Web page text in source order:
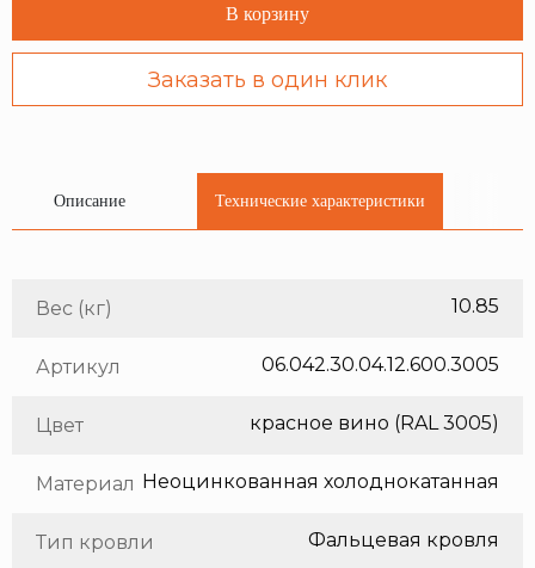
В корзину
Заказать в один клик
Описание Технические характеристики
Вес (кг) 10.85
Артикул 06.042.30.04.12.600.3005
Цвет красное вино (RAL 3005)
Материал
Тип кровли Фальцевая кровля